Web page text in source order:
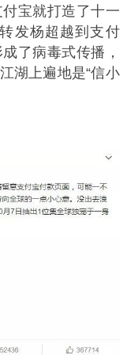
宝就打造了十一
发杨超越到支付
了病毒式传播，
湖上遍地是“信小